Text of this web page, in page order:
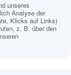
unseres
Analyse der
Klicks auf Links)
z. B. über den